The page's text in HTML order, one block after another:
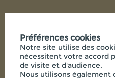
Préférences cookies
Notre site utilise des
nécessitent votre accord
de visite et d'audience.
Nous utilisons également